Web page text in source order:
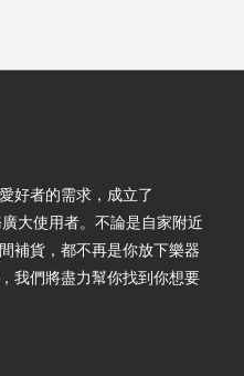
好者的需求，成立了
大使用者。不論是自家附近
補貨，都不再是你放下樂器
我們將盡力幫你找到你想要